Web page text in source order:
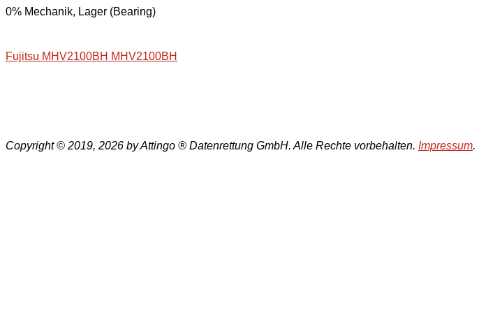
0% Mechanik, Lager (Bearing)
Fujitsu MHV2100BH MHV2100BH
Copyright © 2019, 2026 by Attingo ® Datenrettung GmbH. Alle Rechte vorbehalten. Impressum.